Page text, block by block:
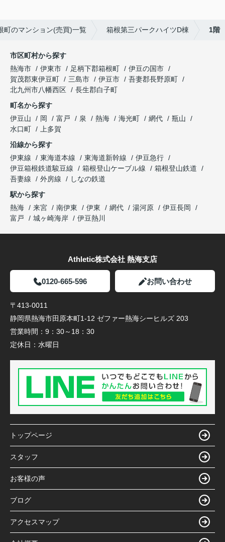
町のマンション(売買)一覧 箱根第三パークハイツD棟 1階
市区町村から探す
熱海市
伊東市 足柄下郡箱根町
伊豆の国市
賀茂郡東伊豆町
三島市 伊豆市
吾妻郡長野原町
北九州市八幡西区
長生郡白子町
町名から探す
伊豆山
岡 富戸 泉 熱海 海光町 網代
瓶山
水口町
上多賀
沿線から探す
伊東線
東海道本線 東海道新幹線
伊豆急行
伊豆箱根鉄道駿豆線
箱根登山ケーブル線
箱根登山鉄道
吾妻線
外房線
しなの鉄道
駅から探す
熱海
来宮 南伊東 伊東 網代 湯河原
伊豆長岡
富戸
城ヶ崎海岸 伊豆熱川
Athletic株式会社 熱海支店
0120-665-596 お問い合わせ
〒413-0011
静岡県熱海市田原本町1-12 ゼファー熱海シーヒルズ 203
営業時間： 9：30～18：30
定休日： 水曜日
トップページ
スタッフ
お客様の声
ブログ
アクセスマップ